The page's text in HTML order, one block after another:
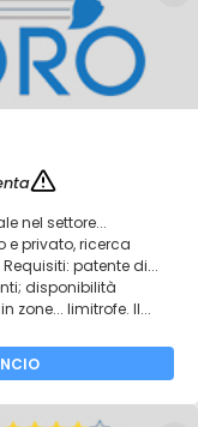
nel settore...
privato, ricerca
Requisiti: patente di...
disponibilità
zone... limitrofe. Il...